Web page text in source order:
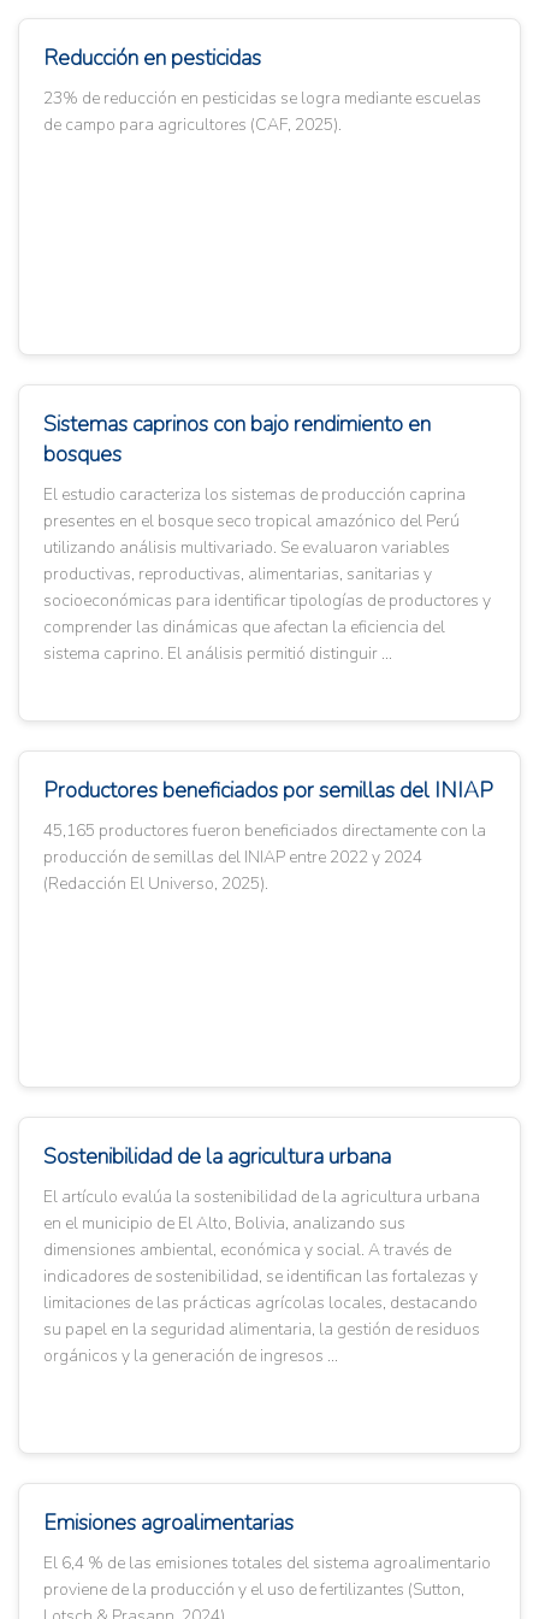
Reducción en pesticidas
23% de reducción en pesticidas se logra mediante escuelas
de campo para agricultores (CAF, 2025).
Sistemas caprinos con bajo rendimiento en
bosques
El estudio caracteriza los sistemas de producción caprina
presentes en el bosque seco tropical amazónico del Perú
utilizando análisis multivariado. Se evaluaron variables
productivas, reproductivas, alimentarias, sanitarias y
socioeconómicas para identificar tipologías de productores y
comprender las dinámicas que afectan la eficiencia del
sistema caprino. El análisis permitió distinguir ...
Productores beneficiados por semillas del INIAP
45,165 productores fueron beneficiados directamente con la
producción de semillas del INIAP entre 2022 y 2024
(Redacción El Universo, 2025).
Sostenibilidad de la agricultura urbana
El artículo evalúa la sostenibilidad de la agricultura urbana
en el municipio de El Alto, Bolivia, analizando sus
dimensiones ambiental, económica y social. A través de
indicadores de sostenibilidad, se identifican las fortalezas y
limitaciones de las prácticas agrícolas locales, destacando
su papel en la seguridad alimentaria, la gestión de residuos
orgánicos y la generación de ingresos ...
Emisiones agroalimentarias
El 6,4 % de las emisiones totales del sistema agroalimentario
proviene de la producción y el uso de fertilizantes (Sutton,